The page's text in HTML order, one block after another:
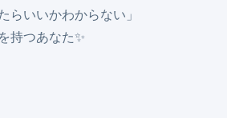
いいかわからない」
持つあなた✨